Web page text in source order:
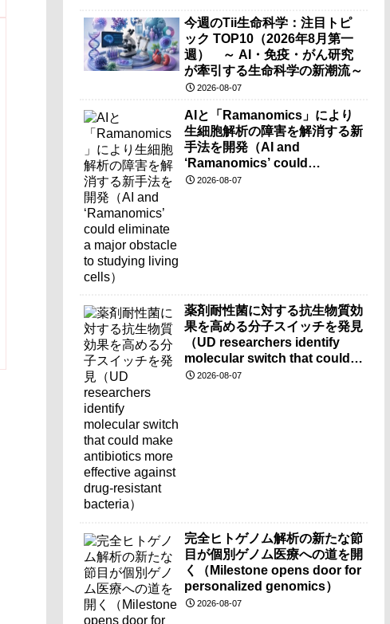
今週のTii生命科学：注目トピ
ック TOP10（2026年8月第一
週） ～ AI・免疫・がん研究
が牽引する生命科学の新潮流～
2026-08-07
AIと「Ramanomics」により
生細胞解析の障害を解消する新
手法を開発（AI and
‘Ramanomics’ could
eliminate a major obstacle to
2026-08-07
薬剤耐性菌に対する抗生物質効
果を高める分子スイッチを発見
（UD researchers identify
molecular switch that could
make antibiotics more
2026-08-07
完全ヒトゲノム解析の新たな節
目が個別ゲノム医療への道を開
く（Milestone opens door for
personalized genomics）
2026-08-07